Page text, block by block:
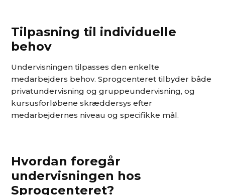
Tilpasning til individuelle
behov
Undervisningen tilpasses den enkelte
medarbejders behov. Sprogcenteret tilbyder både
privatundervisning og gruppeundervisning, og
kursusforløbene skræddersys efter
medarbejdernes niveau og specifikke mål.
Hvordan foregår
undervisningen hos
Sprogcenteret?